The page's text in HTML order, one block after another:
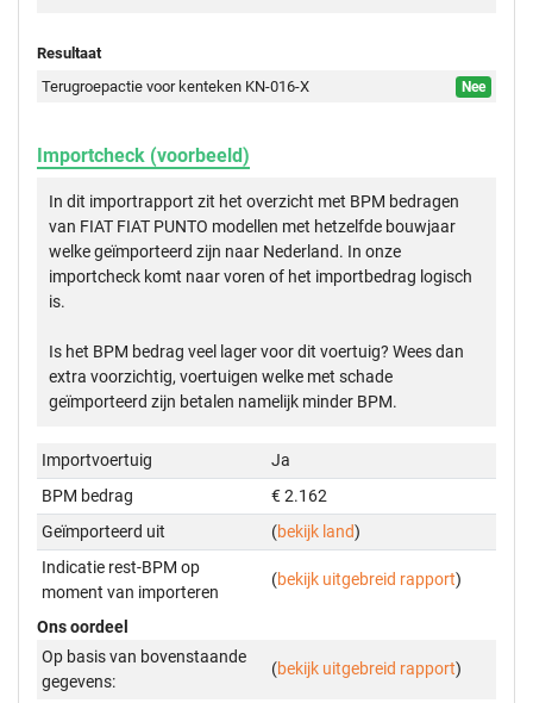
Resultaat
Terugroepactie voor kenteken KN-016-X
Nee
Importcheck (voorbeeld)
In dit importrapport zit het overzicht met BPM bedragen
van FIAT FIAT PUNTO modellen met hetzelfde bouwjaar
welke geïmporteerd zijn naar Nederland. In onze
importcheck komt naar voren of het importbedrag logisch
is.
Is het BPM bedrag veel lager voor dit voertuig? Wees dan
extra voorzichtig, voertuigen welke met schade
geïmporteerd zijn betalen namelijk minder BPM.
Importvoertuig
Ja
BPM bedrag
€ 2.162
Geïmporteerd uit
(bekijk land)
Indicatie rest-BPM op
moment van importeren
(bekijk uitgebreid rapport)
Ons oordeel
Op basis van bovenstaande
gegevens:
(bekijk uitgebreid rapport)